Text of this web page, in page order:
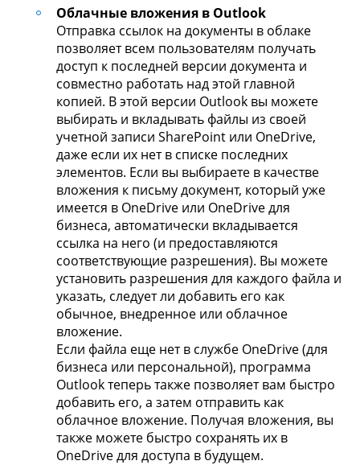
Облачные вложения в Outlook
Отправка ссылок на документы в облаке
позволяет всем пользователям получать
доступ к последней версии документа и
совместно работать над этой главной
копией. В этой версии Outlook вы можете
выбирать и вкладывать файлы из своей
учетной записи SharePoint или OneDrive,
даже если их нет в списке последних
элементов. Если вы выбираете в качестве
вложения к письму документ, который уже
имеется в OneDrive или OneDrive для
бизнеса, автоматически вкладывается
ссылка на него (и предоставляются
соответствующие разрешения). Вы можете
установить разрешения для каждого файла и
указать, следует ли добавить его как
обычное, внедренное или облачное
вложение.
Если файла еще нет в службе OneDrive (для
бизнеса или персональной), программа
Outlook теперь также позволяет вам быстро
добавить его, а затем отправить как
облачное вложение. Получая вложения, вы
также можете быстро сохранять их в
OneDrive для доступа в будущем.